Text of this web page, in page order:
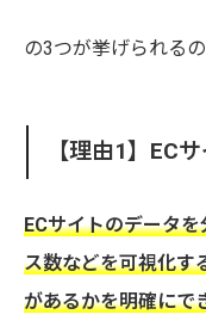
の3つが挙げられる
【理由1】EC
ECサイトのデータ
ス数などを可視化す
があるかを明確にで